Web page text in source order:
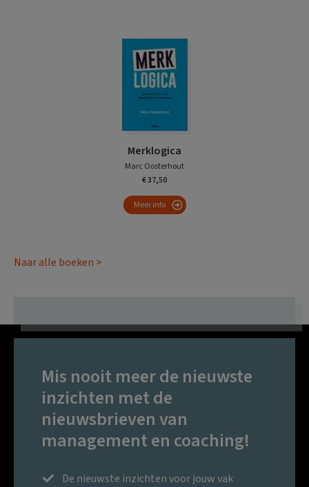
Merklogica
Marc Oosterhout
€ 37,50
Meer info
Naar alle boeken >
Mis nooit meer de nieuwste
inzichten met de
nieuwsbrieven van
management en coaching!
De nieuwste inzichten voor jouw vak